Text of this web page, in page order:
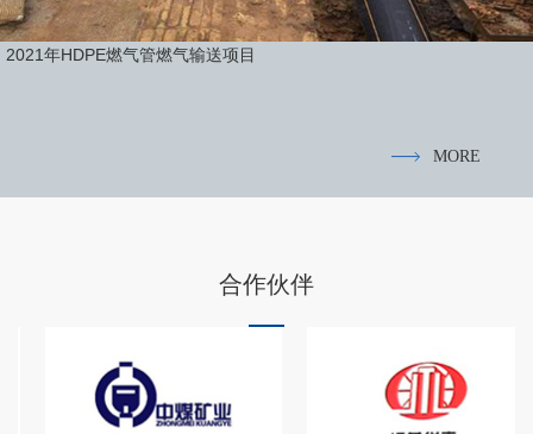
2021年HDPE燃气管燃气输送项目
MORE
合作伙伴